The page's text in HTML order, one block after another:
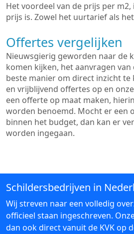
Het voordeel van de prijs per m2,
prijs is. Zowel het uurtarief als
Offertes vergelijken
Nieuwsgierig geworden naar de
komen kijken, het aanvragen
beste manier om direct inzicht te
en vrijblijvend offertes op en
een offerte op maat maken,
worden benoemd. Mocht er een
binnen het budget, dan kan er
worden ingegaan.
Schildersbedrijven in
Wij streven naar een volledig
officieel staan ingeschreven.
dan ook direct vanuit de KVK op